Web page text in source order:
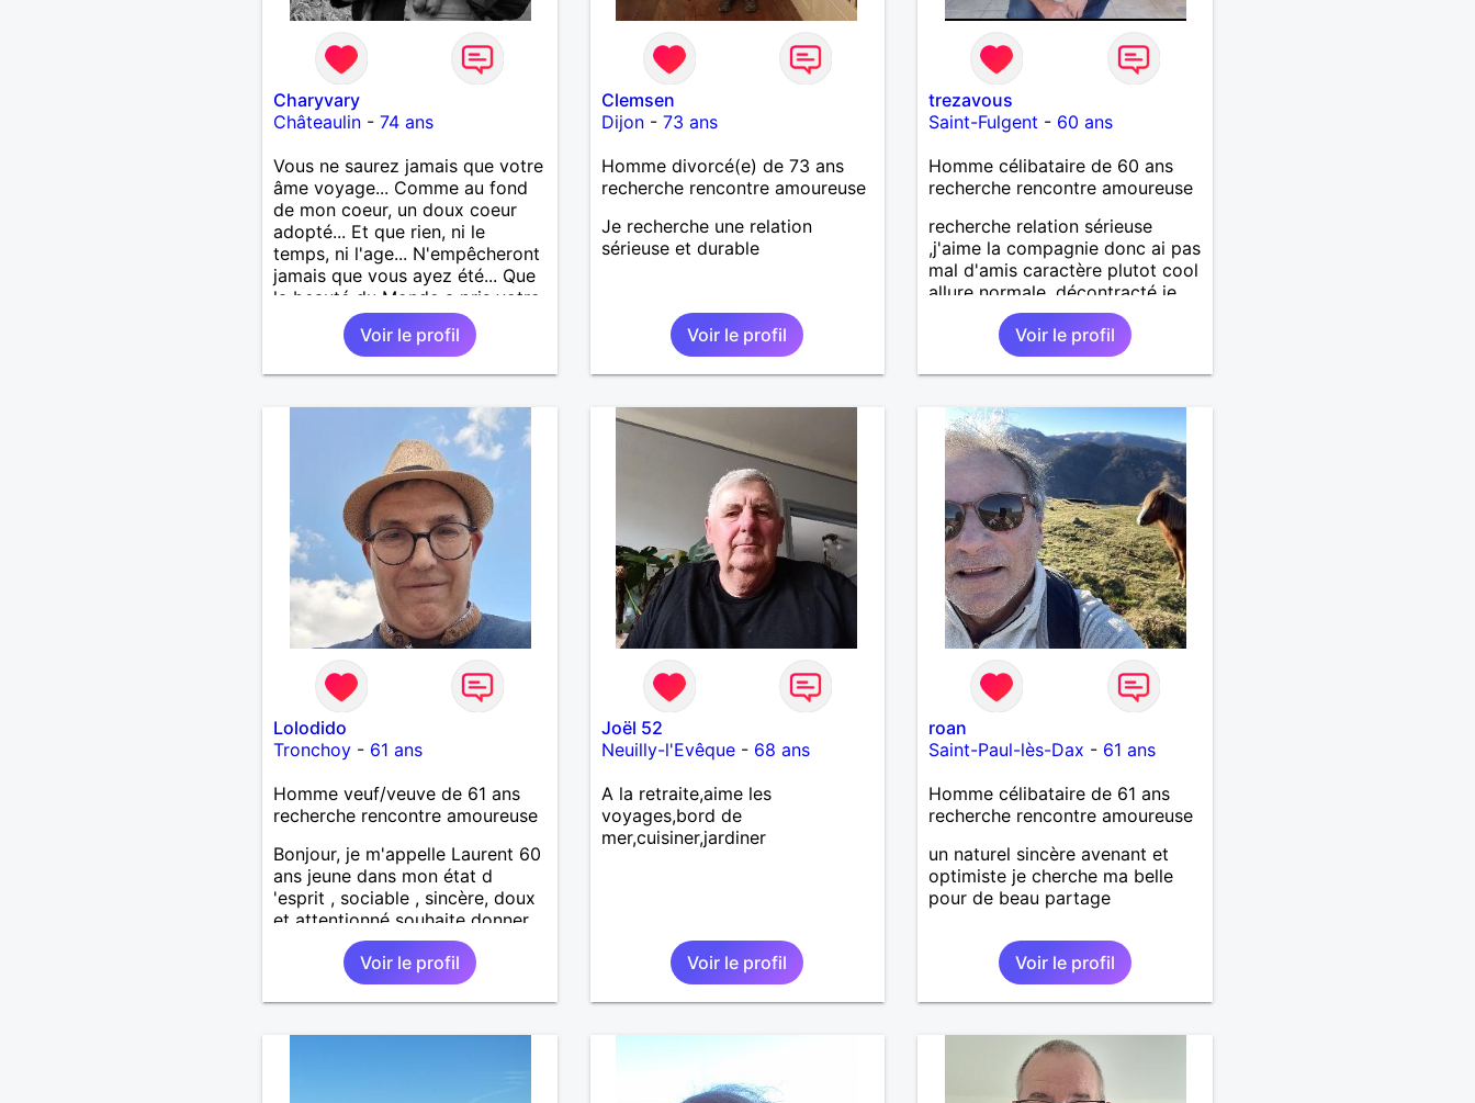
Charyvary
Châteaulin- 74 ans
Vous ne saurez jamais que votre
âme voyage... Comme au fond
de mon coeur, un doux coeur
adopté... Et que rien, ni le
temps, ni l'age... N'empêcheront
jamais que vous ayez été... Que
la beauté du Monde a pris votre
visage... Vous ne saurez jamais
que j’emporte votre âme...
Comme une lampe d’or qui
Voir le profil
Clemsen
Dijon- 73 ans
Homme divorcé(e) de 73 ans
recherche rencontre amoureuse
Je recherche une relation
sérieuse et durable
Voir le profil
trezavous
Saint-Fulgent - 60 ans
Homme célibataire de 60 ans
recherche rencontre amoureuse
recherche relation sérieuse
,j'aime la compagnie donc ai pas
mal d'amis caractère plutot cool
allure normale ,décontracté je
voudrais rencontrer une
personne aimant la nature
,bricolage ,quelqu'un de simple
et naturel à vos claviers
Voir le profil
Lolodido
Tronchoy- 61 ans
Homme veuf/veuve de 61 ans
recherche rencontre amoureuse
Bonjour, je m'appelle Laurent 60
ans jeune dans mon état d
'esprit , sociable , sincère, doux
et attentionné souhaite donner
de la tendresse , de l'amour et
beaucoup de bonheur a la
femme qui souhaitera partager
ma vie . Bientôt en retraite a la
accorder en toute sincérité.
Voir le profil
Joël 52
Neuilly-l'Evêque- 68 ans
A la retraite,aime les
voyages,bord de
mer,cuisiner,jardiner
Voir le profil
roan
Saint-Paul-lès-Dax - 61 ans
Homme célibataire de 61 ans
recherche rencontre amoureuse
un naturel sincère avenant et
optimiste je cherche ma belle
pour de beau partage
Voir le profil